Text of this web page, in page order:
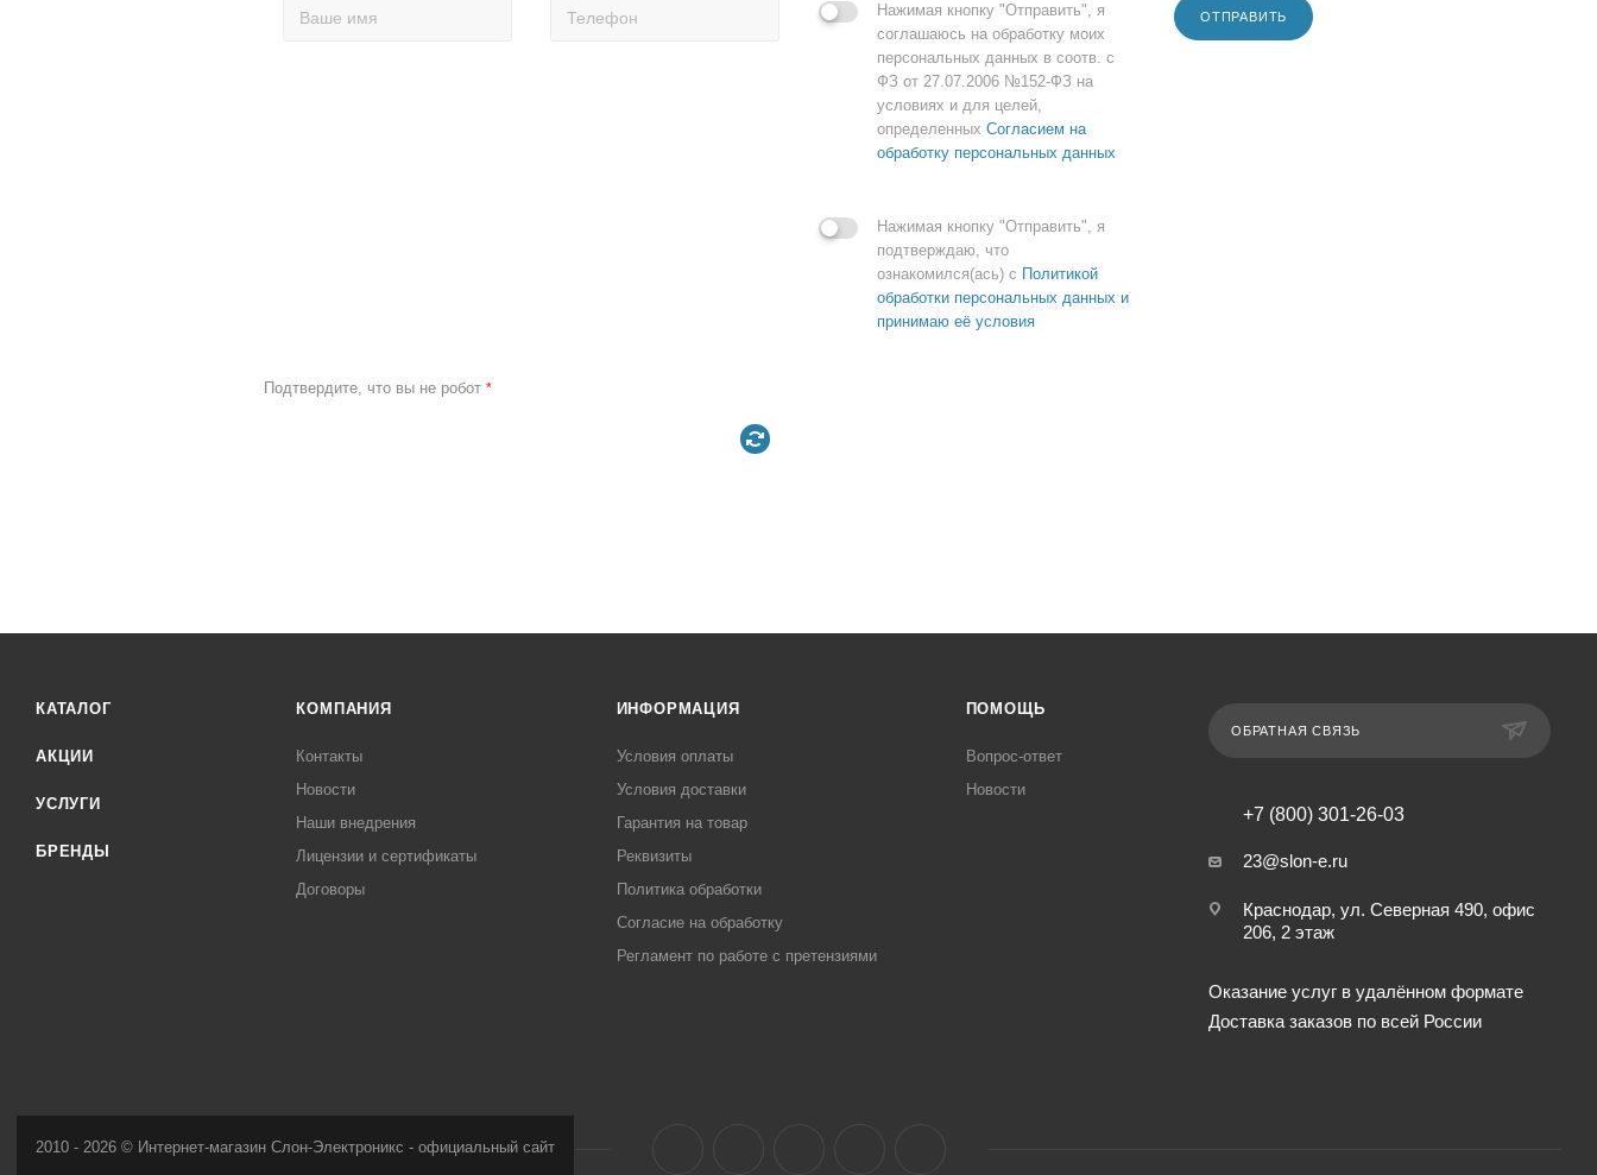
Нажимая кнопку "Отправить", я
соглашаюсь на обработку моих
персональных данных в соотв. с
ФЗ от 27.07.2006 №152-ФЗ на
условиях и для целей,
определенных Согласием на
обработку персональных данных
Нажимая кнопку "Отправить", я
подтверждаю, что
ознакомился(ась) с Политикой
обработки персональных данных и
принимаю её условия
ОТПРАВИТЬ
Подтвердите, что вы не робот *
КАТАЛОГ
АКЦИИ
УСЛУГИ
БРЕНДЫ
КОМПАНИЯ
Контакты
Новости
Наши внедрения
Лицензии и сертификаты
Договоры
ИНФОРМАЦИЯ
Условия оплаты
Условия доставки
Гарантия на товар
Реквизиты
Политика обработки
Согласие на обработку
Регламент по работе с претензиями
ПОМОЩЬ
Вопрос-ответ
Новости
ОБРАТНАЯ СВЯЗЬ
+7 (800) 301-26-03
23@slon-e.ru
Краснодар, ул. Северная 490, офис
206, 2 этаж
Оказание услуг в удалённом формате
Доставка заказов по всей России
2010 - 2026 © Интернет-магазин Слон-Электроникс - официальный сайт